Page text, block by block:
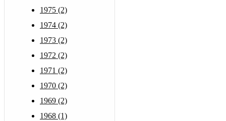
1975 (2)
1974 (2)
1973 (2)
1972 (2)
1971 (2)
1970 (2)
1969 (2)
1968 (1)